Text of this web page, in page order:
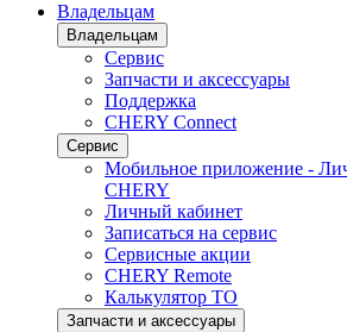
Владельцам
Владельцам
Сервис
Запчасти и аксессуары
Поддержка
CHERY Connect
Сервис
Мобильное приложение -
CHERY
Личный кабинет
Записаться на сервис
Сервисные акции
CHERY Remote
Калькулятор ТО
Запчасти и аксессуары